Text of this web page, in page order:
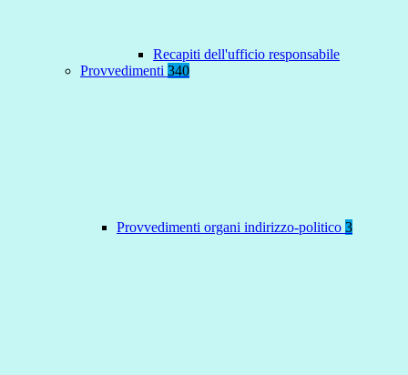
Recapiti dell'ufficio responsabile
Provvedimenti 340
Provvedimenti organi indirizzo-politico 3